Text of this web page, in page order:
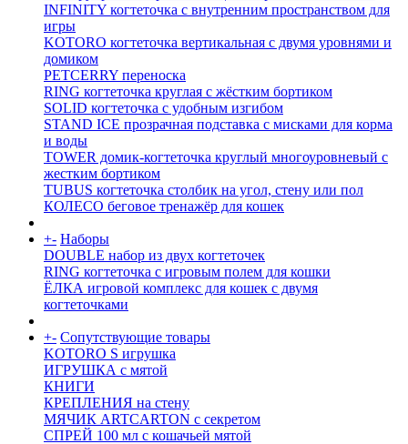
INFINITY когтеточка с внутренним пространством для
игры
KOTORO когтеточка вертикальная с двумя уровнями и
домиком
PETCERRY переноска
RING когтеточка круглая с жёстким бортиком
SOLID когтеточка с удобным изгибом
STAND ICE прозрачная подставка с мисками для корма
и воды
TOWER домик-когтеточка круглый многоуровневый с
жестким бортиком
TUBUS когтеточка столбик на угол, стену или пол
КОЛЕСО беговое тренажёр для кошек
+- Наборы
DOUBLE набор из двух когтеточек
RING когтеточка c игровым полем для кошки
ЁЛКА игровой комплекс для кошек с двумя
когтеточками
+- Сопутствующие товары
KOTORO S игрушка
ИГРУШКА с мятой
КНИГИ
КРЕПЛЕНИЯ на стену
МЯЧИК ARTCARTON с секретом
СПРЕЙ 100 мл с кошачьей мятой